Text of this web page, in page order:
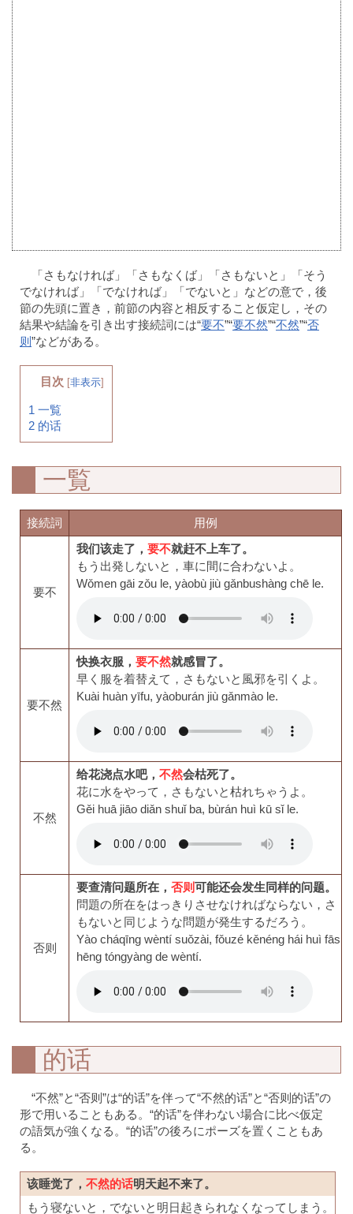
「さもなければ」「さもなくば」「さもないと」「そう
でなければ」「でなければ」「でないと」などの意で，後
節の先頭に置き，前節の内容と相反すること仮定し，その
結果や結論を引き出す接続詞には“要不”“要不然”“不然”“否
则 ”などがある。
目次 [非表示]
1 一覧
2 的话
一覧
接続詞 用例
要不
我们该走了， 要不就赶不上车了。
もう出発しないと，車に間に合わないよ。
Wǒmen gāi zǒu le, yàobù jiù gǎnbushàng chē le.
要不然
快换衣服， 要不然就感冒了。
早く服を着替えて，さもないと風邪を引くよ。
Kuài huàn yīfu, yàoburán jiù gǎnmào le.
不然
给花浇点水吧， 不然会枯死了。
花に水をやって，さもないと枯れちゃうよ。
Gěi huā jiāo diǎn shuǐ ba, bùrán huì kū sǐ le.
否则
要查清问题所在， 否则可能还会发生同样的问题。
問題の所在をはっきりさせなければならない，さ
もないと同じような問題が発生するだろう。
Yào cháqīng wèntí suǒzài, fǒuzé kěnéng hái huì fās
hēng tóngyàng de wèntí.
的话
“不然”と“否则”は“的话”を伴って“不然的话”と“否则的话”の
形で用いることもある。“的话”を伴わない場合に比べ仮定
の語気が強くなる。“的话”の後ろにポーズを置くこともあ
る。
该睡觉了， 不然的话明天起不来了。
もう寝ないと，でないと明日起きられなくなってしまう。